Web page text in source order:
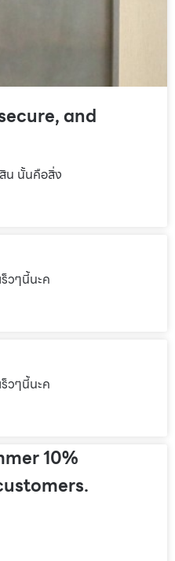
and
น นั้นคือสิ่ง
ร็วๆนี้นะค
ร็วๆนี้นะค
10%